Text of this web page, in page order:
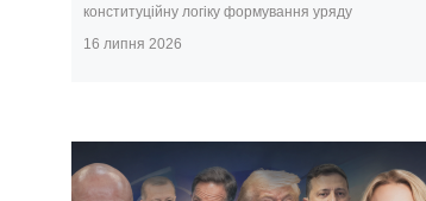
конституційну логіку формування уряду
16 липня 2026